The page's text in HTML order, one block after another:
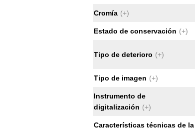
Cromía (+)
Estado de conservación (+)
Tipo de deterioro (+)
Tipo de imagen (+)
Instrumento de
digitalización (+)
Características técnicas de la